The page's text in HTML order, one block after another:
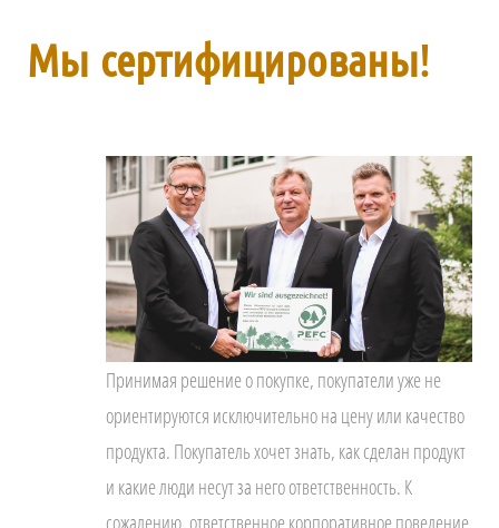
Мы сертифицированы!
Принимая решение о покупке, покупатели уже не
ориентируются исключительно на цену или качество
продукта. Покупатель хочет знать, как сделан продукт
и какие люди несут за него ответственность. К
сожалению, ответственное корпоративное поведение